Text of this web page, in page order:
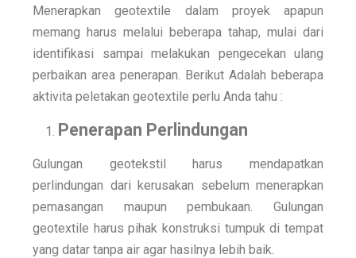
Menerapkan geotextile dalam proyek apapun
memang harus melalui beberapa tahap, mulai dari
identifikasi sampai melakukan pengecekan ulang
perbaikan area penerapan. Berikut Adalah beberapa
aktivita peletakan geotextile perlu Anda tahu :
Penerapan Perlindungan
Gulungan geotekstil harus mendapatkan
perlindungan dari kerusakan sebelum menerapkan
pemasangan maupun pembukaan. Gulungan
geotextile harus pihak konstruksi tumpuk di tempat
yang datar tanpa air agar hasilnya lebih baik.